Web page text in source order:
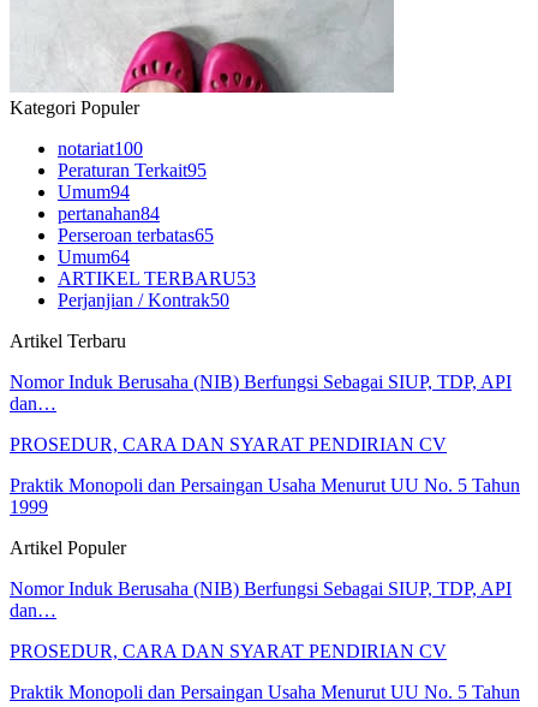
Kategori Populer
notariat100
Peraturan Terkait95
Umum94
pertanahan84
Perseroan terbatas65
Umum64
ARTIKEL TERBARU53
Perjanjian / Kontrak50
Artikel Terbaru
Nomor Induk Berusaha (NIB) Berfungsi Sebagai SIUP, TDP, API
dan…
PROSEDUR, CARA DAN SYARAT PENDIRIAN CV
Praktik Monopoli dan Persaingan Usaha Menurut UU No. 5 Tahun
1999
Artikel Populer
Nomor Induk Berusaha (NIB) Berfungsi Sebagai SIUP, TDP, API
dan…
PROSEDUR, CARA DAN SYARAT PENDIRIAN CV
Praktik Monopoli dan Persaingan Usaha Menurut UU No. 5 Tahun